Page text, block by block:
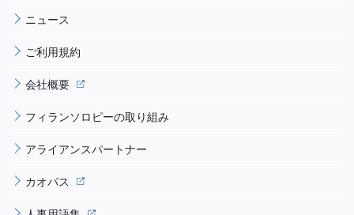
ニュース
ご利用規約
会社概要
フィランソロピーの取り組み
アライアンスパートナー
カオパス